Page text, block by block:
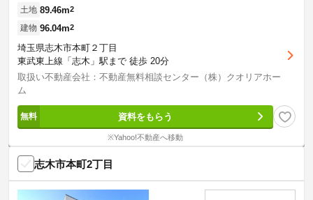
土地 89.46m2
建物 96.04m2
埼玉県志木市本町２丁目
東武東上線「志木」駅まで 徒歩 20分
取扱い不動産会社：不動産無料相談センター（株）クオリアホー
ム
資料をもらう
※Yahoo!不動産へ移動
志木市本町2丁目